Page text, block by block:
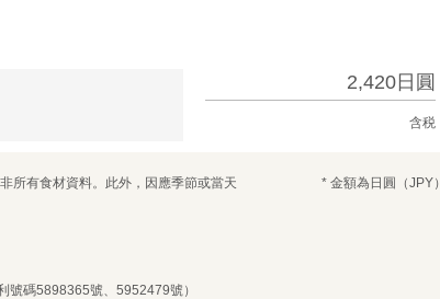
2,420日圓
含税
所有食材資料。此外，因應季節或當天
* 金額為日圓（JPY
號碼5898365號、5952479號）